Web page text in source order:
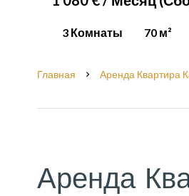
3 Комнаты 70 м²
Главная Аренда Квартира
Аренда